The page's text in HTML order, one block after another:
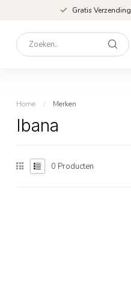
Gratis Verzending
Home / Merken
Ibana
0 Producten